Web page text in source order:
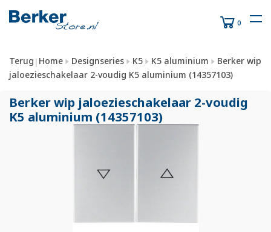
0
Terug | Home Designseries K5 K5 aluminium
Berker wip
jaloezieschakelaar 2-voudig K5 aluminium (14357103)
Berker wip jaloezieschakelaar 2-voudig
K5 aluminium (14357103)